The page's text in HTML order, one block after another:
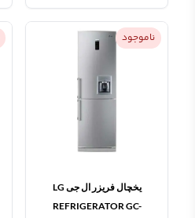
ناموجود
یخچال فریزر ال جی LG
REFRIGERATOR GC-